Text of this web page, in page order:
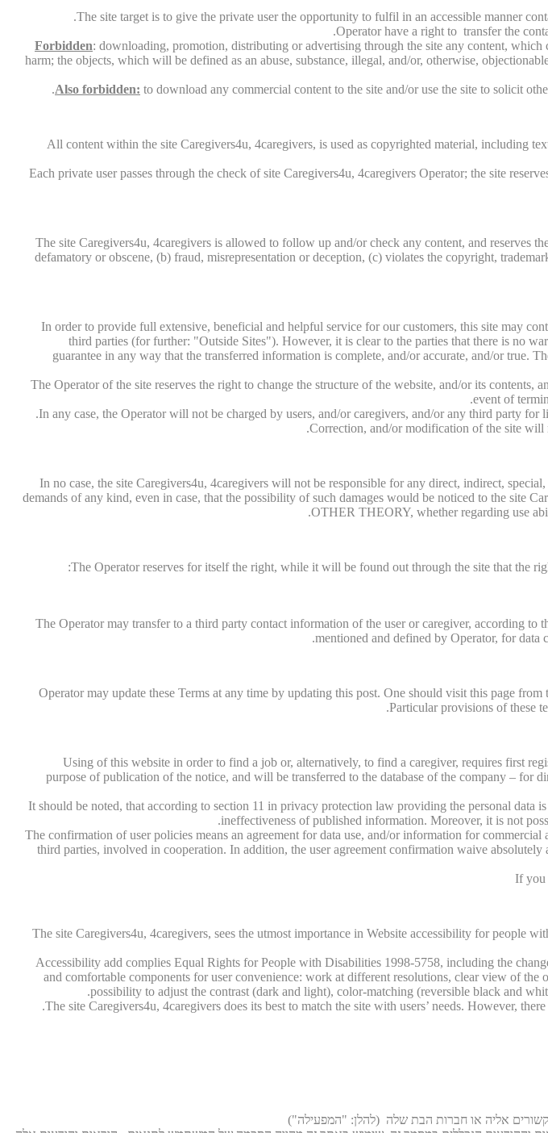
The site target is to give the private user the opportunity to fulfil in an accessible manner
Operator have a right to transfer the
Forbidden: downloading, promotion, distributing or advertising through the site any content,
harm; the objects, which will be defined as an abuse, substance, illegal, and/or, otherwise,
Also forbidden: to download any commercial content to the site and/or use the site to solicit
All content within the site Caregivers4u, 4caregivers, is used as copyrighted material, including
Each private user passes through the check of site Caregivers4u, 4caregivers Operator; the site
The site Caregivers4u, 4caregivers is allowed to follow up and/or check any content, and reserves
defamatory or obscene, (b) fraud, misrepresentation or deception, (c) violates the copyright,
In order to provide full extensive, beneficial and helpful service for our customers, this site may
third parties (for further: "Outside Sites"). However, it is clear to the parties that there is no
guarantee in any way that the transferred information is complete, and/or accurate, and/or true.
The Operator of the site reserves the right to change the structure of the website, and/or its
event of
In any case, the Operator will not be charged by users, and/or caregivers, and/or any third party
Correction, and/or modification of the site will
In no case, the site Caregivers4u, 4caregivers will not be responsible for any direct, indirect,
demands of any kind, even in case, that the possibility of such damages would be noticed to the site
OTHER THEORY, whether regarding use
The Operator reserves for itself the right, while it will be found out through the site that the
The Operator may transfer to a third party contact information of the user or caregiver, according
mentioned and defined by Operator, for data
Operator may update these Terms at any time by updating this post. One should visit this page
Particular provisions of these
Using of this website in order to find a job or, alternatively, to find a caregiver, requires first
purpose of publication of the notice, and will be transferred to the database of the company – for
It should be noted, that according to section 11 in privacy protection law providing the personal data
ineffectiveness of published information. Moreover, it is not
The confirmation of user policies means an agreement for data use, and/or information for
third parties, involved in cooperation. In addition, the user agreement confirmation waive
If you
The site Caregivers4u, 4caregivers, sees the utmost importance in Website accessibility for people
Accessibility add complies Equal Rights for People with Disabilities 1998-5758, including the
and comfortable components for user convenience: work at different resolutions, clear view of
possibility to adjust the contrast (dark and light), color-matching (reversible black and
The site Caregivers4u, 4caregivers does its best to match the site with users’ needs. However,